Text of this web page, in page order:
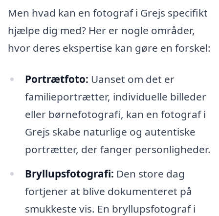
Men hvad kan en fotograf i Grejs specifikt
hjælpe dig med? Her er nogle områder,
hvor deres ekspertise kan gøre en forskel:
Portrætfoto: Uanset om det er
familieportrætter, individuelle billeder
eller børnefotografi, kan en fotograf i
Grejs skabe naturlige og autentiske
portrætter, der fanger personligheder.
Bryllupsfotografi: Den store dag
fortjener at blive dokumenteret på
smukkeste vis. En bryllupsfotograf i